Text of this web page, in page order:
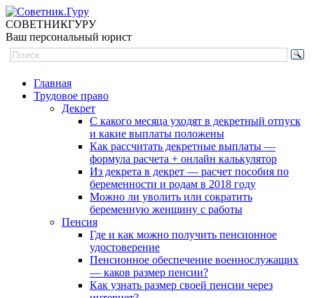
СОВЕТНИКГУРУ
Ваш персональный юрист
Главная
Трудовое право
Декрет
С какого месяца уходят в декретный отпуск
и какие выплаты положены
Как рассчитать декретные выплаты —
формула расчета + онлайн калькулятор
Из декрета в декрет — расчет пособия по
беременности и родам в 2018 году
Можно ли уволить или сократить
беременную женщину с работы
Пенсия
Где и как можно получить пенсионное
удостоверение
Пенсионное обеспечение военнослужащих
— каков размер пенсии?
Как узнать размер своей пенсии через